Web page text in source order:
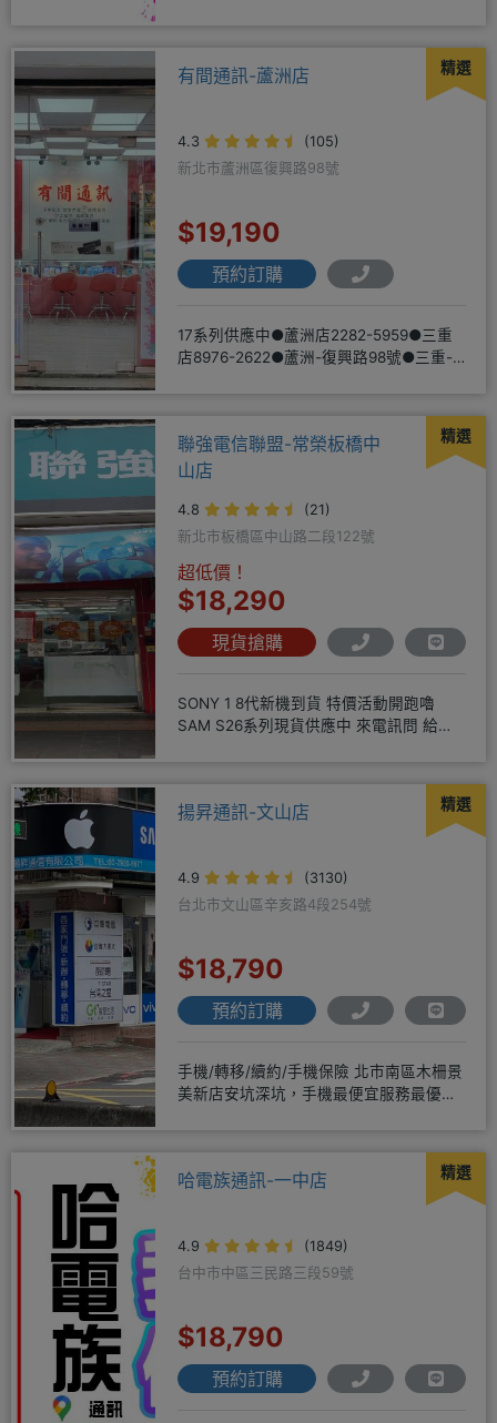
精選
有間通訊-蘆洲店
4.3
(105)
新北市蘆洲區復興路98號
$19,190
預約訂購
17系列供應中●蘆洲店2282-5959●三重
店8976-2622●蘆洲-復興路98號●三重-
精選
聯強電信聯盟-常榮板橋中
山店
4.8
(21)
新北市板橋區中山路二段122號
超低價！
$18,290
現貨搶購
SONY 1 8代新機到貨 特價活動開跑嚕
SAM S26系列現貨供應中 來電訊問 給你
精選
揚昇通訊-文山店
4.9
(3130)
台北市文山區辛亥路4段254號
$18,790
預約訂購
手機/轉移/續約/手機保險 北市南區木柵景
美新店安坑深坑，手機最便宜服務最優
精選
哈電族通訊-一中店
4.9
(1849)
台中市中區三民路三段59號
$18,790
預約訂購